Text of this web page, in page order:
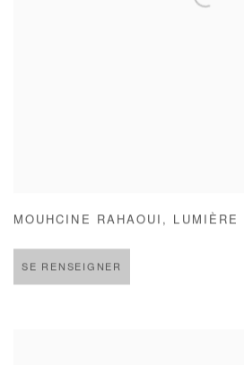
MOUHCINE RAHAOUI , LUMIÈRE
SE RENSEIGNER